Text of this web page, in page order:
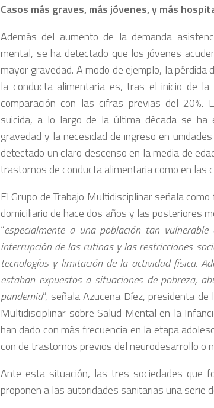
Casos más graves, más jóvenes, y más
Además del aumento de la demanda
mental, se ha detectado que los jóvenes
mayor gravedad. A modo de ejemplo, la
la conducta alimentaria es, tras el inicio de
comparación con las cifras previas del 20%.
suicida, a lo largo de la última década se ha
gravedad y la necesidad de ingreso en
detectado un claro descenso en la media de
trastornos de conducta alimentaria como en las
El Grupo de Trabajo Multidisciplinar señala
domiciliario de hace dos años y las posteriores
“especialmente a una población tan
interrupción de las rutinas y las restricciones
tecnologías y limitación de la actividad física.
estaban expuestos a situaciones de pobreza,
pandemia”, señala Azucena Díez, presidenta
Multidisciplinar sobre Salud Mental en la
han dado con más frecuencia en la etapa
con de trastornos previos del neurodesarrollo o
Ante esta situación, las tres sociedades que
proponen a las autoridades sanitarias una serie